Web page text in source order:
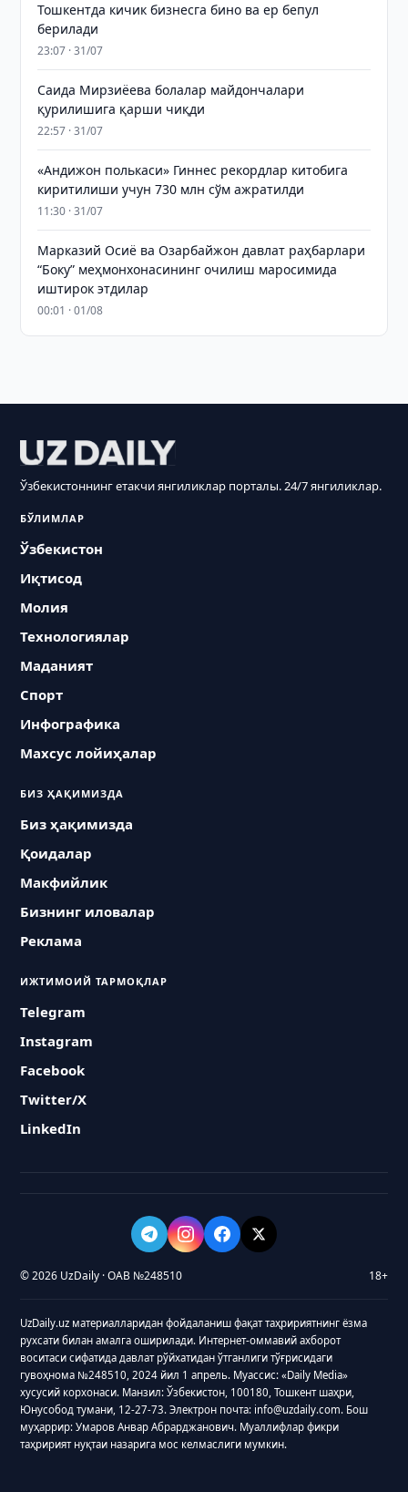
Тошкентда кичик бизнесга бино ва ер бепул
берилади
23:07 · 31/07
Саида Мирзиёева болалар майдончалари
қурилишига қарши чиқди
22:57 · 31/07
«Андижон полькаси» Гиннес рекордлар китобига
киритилиши учун 730 млн сўм ажратилди
11:30 · 31/07
Марказий Осиё ва Озарбайжон давлат раҳбарлари
“Боку” меҳмонхонасининг очилиш маросимида
иштирок этдилар
00:01 · 01/08
Ўзбекистоннинг етакчи янгиликлар порталы. 24/7 янгиликлар.
БЎЛИМЛАР
Ўзбекистон
Иқтисод
Молия
Технологиялар
Маданият
Спорт
Инфографика
Махсус лойиҳалар
БИЗ ҲАҚИМИЗДА
Биз ҳақимизда
Қоидалар
Макфийлик
Бизнинг иловалар
Реклама
ИЖТИМОИЙ ТАРМОҚЛАР
Telegram
Instagram
Facebook
Twitter/X
LinkedIn
© 2026 UzDaily · ОАВ №248510 18+
UzDaily.uz материалларидан фойдаланиш фақат таҳририятнинг ёзма
рухсати билан амалга оширилади. Интернет-оммавий ахборот
воситаси сифатида давлат рўйхатидан ўтганлиги тўғрисидаги
гувоҳнома №248510, 2024 йил 1 апрель. Муассис: «Daily Media»
хусусий корхонаси. Манзил: Ўзбекистон, 100180, Тошкент шаҳри,
Юнусобод тумани, 12-27-73. Электрон почта: info@uzdaily.com. Бош
муҳаррир: Умаров Анвар Абрарджанович. Муаллифлар фикри
таҳририят нуқтаи назарига мос келмаслиги мумкин.